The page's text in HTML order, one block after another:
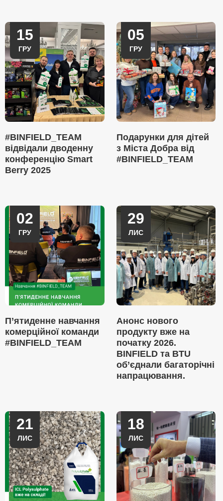
15
ГРУ
#BINFIELD_TEAM
відвідали дводенну
конференцію Smart
Berry 2025
05
ГРУ
Подарунки для дітей
з Міста Добра від
#BINFIELD_TEAM
02
ГРУ
П’ятиденне навчання
комерційної команди
#BINFIELD_TEAM
29
ЛИС
Анонс нового
продукту вже на
початку 2026.
BINFIELD та BTU
об’єднали багаторічні
напрацювання.
21
ЛИС
18
ЛИС